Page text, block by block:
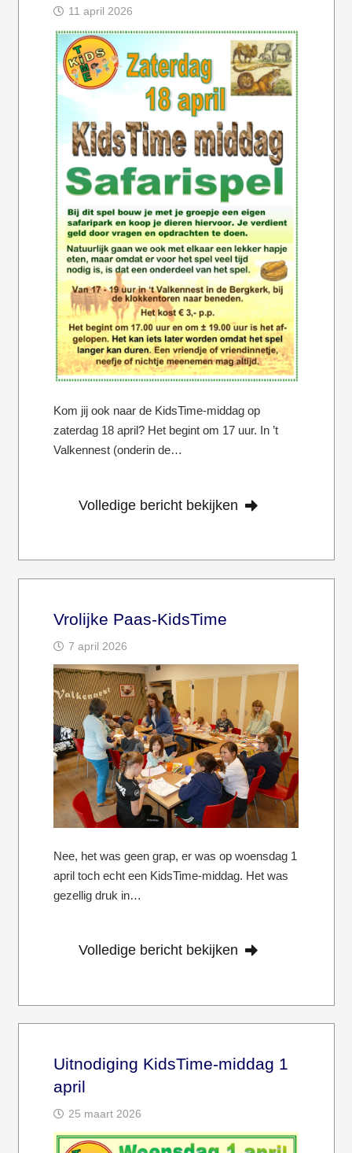
11 april 2026
Kom jij ook naar de KidsTime-middag op
zaterdag 18 april? Het begint om 17 uur. In ’t
Valkennest (onderin de…
Volledige bericht bekijken
Vrolijke Paas-KidsTime
7 april 2026
Nee, het was geen grap, er was op woensdag 1
april toch echt een KidsTime-middag. Het was
gezellig druk in…
Volledige bericht bekijken
Uitnodiging KidsTime-middag 1
april
25 maart 2026